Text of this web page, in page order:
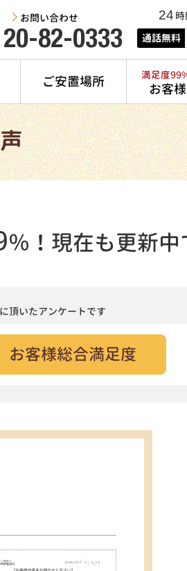
82-0333
24
通話無料
お問い合わせ
ご安置場所 満足度
お客
％！ 現在も更新中
いたアンケートです
お客様総合満足度